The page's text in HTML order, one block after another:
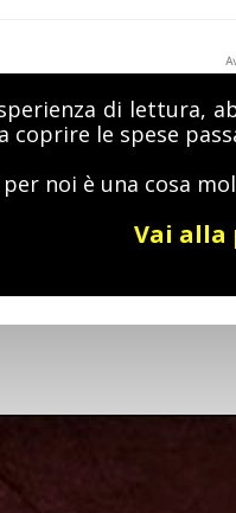
di lettura,
coprire le spese
per noi è una cosa
Vai alla